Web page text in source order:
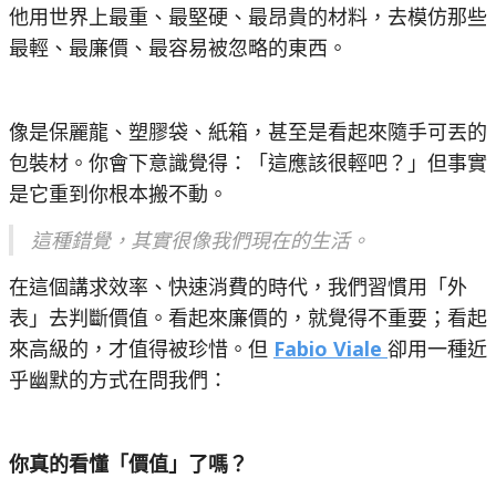
他用世界上最重、最堅硬、最昂貴的材料，去模仿那些
最輕、最廉價、最容易被忽略的東西。
像是保麗龍、塑膠袋、紙箱，甚至是看起來隨手可丟的
包裝材。你會下意識覺得：「這應該很輕吧？」但事實
是它重到你根本搬不動。
這種錯覺，其實很像我們現在的生活。
在這個講求效率、快速消費的時代，我們習慣用「外
表」去判斷價值。看起來廉價的，就覺得不重要；看起
來高級的，才值得被珍惜。但 Fabio Viale 卻用一種近
乎幽默的方式在問我們：
你真的看懂「價值」了嗎？